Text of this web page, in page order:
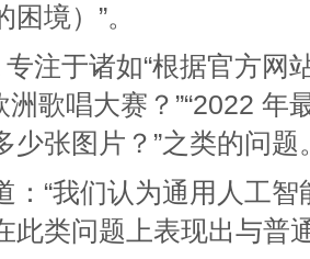
困境）”。
注于诸如“根据官方网
洲歌唱大赛？”“2022 年
少张图片？”之类的问题
：“我们认为通用人工
此类问题上表现出与普